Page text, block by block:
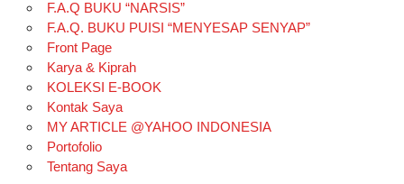
F.A.Q BUKU “NARSIS”
F.A.Q. BUKU PUISI “MENYESAP SENYAP”
Front Page
Karya & Kiprah
KOLEKSI E-BOOK
Kontak Saya
MY ARTICLE @YAHOO INDONESIA
Portofolio
Tentang Saya